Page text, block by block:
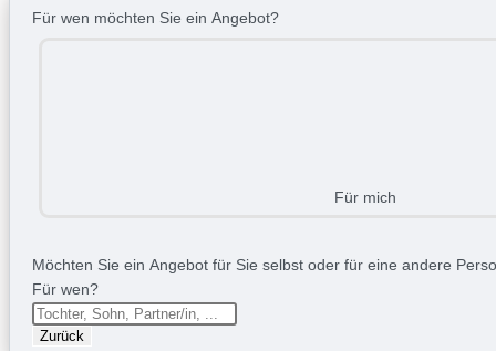
Für wen möchten Sie ein Angebot?
Für mich
Möchten Sie ein Angebot für Sie selbst oder für eine andere
Für wen?
Zurück